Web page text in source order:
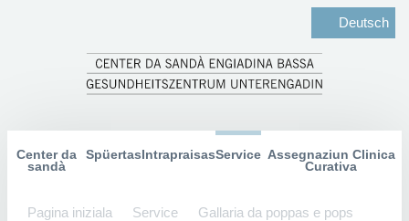
Deutsch
Center da
sandà
Spüertas IntrapraisasService Assegnaziun Clinica
Curativa
Pagina iniziala Service Gallaria da poppas e pops